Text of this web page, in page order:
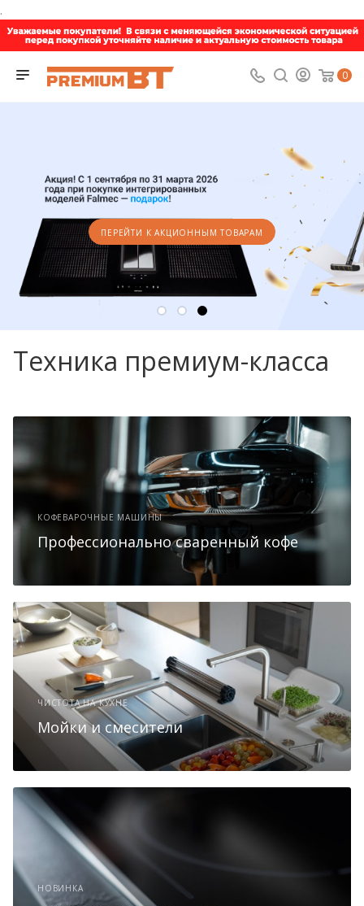
.
0
ПЕРЕЙТИ К АКЦИОННЫМ ТОВАРАМ
Техника премиум-класса
КОФЕВАРОЧНЫЕ МАШИНЫ
Профессионально сваренный кофе
ЧИСТОТА НА КУХНЕ
Мойки и смесители
НОВИНКА